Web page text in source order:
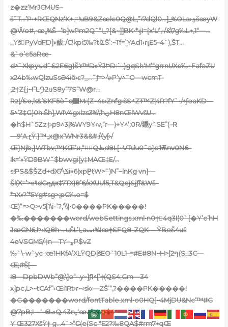
z�zz‘MrJCMUS–
š˜T…’P•+RŒQNz‘K+;=!uB9&Zœlc0Q@L‚”‹7dQl0…]_%OLa›ؿšœyW
@Ŵo#‚•œ„%Š –’b]wPm2Qˆ“I_?[&~]]BK•*‹jI={x‘U’‚•/&\7g‰L+‚1“—…
_YšPyVdFD]»䣮:/C!kpi5‰?tlΣŠ’:~Tf=`̫YAd˥›rլE5–4`),ŠT…
&`o’c5aRœ-
d^`Xkpyԏd`S2E6g)Š‘r™D»ŸJÞD:`-)gqSh‘M’“grrnUXc‰~FafaZU
x24b‰wQlzuSsƏ4iŏ›ϲ?_…˜ƒ=>•\»P’y^ˆO—wcmT-
‚2†Z{j~I”LިԴ2uS8y“7S“W@r…
Rz(/Se,k&’SKF5è˜q׵M›(Z~4s‹Znfg‹šS^ZŦ™Z|4R?fY`•/+ƒeaKD—
5^’3‡G)0h:Šh],WIV4gxlzs3%\‘hڹH8nŒlWvšU…
�h$H`5Zz†›p9^3|%WY9Y‹v‚“r—)+Y^‘;0R/䥯y`SE”(–R
—9‘A.ɽŸ.}™„x@x’WNr3&&#;i\’y[›/
Œ}Njb,}WTbv;™KŒ’u‚“񼦥񠦥Qظd8L[~VTմu0˜a}c‘Ѭnv0N6–
Ik=’»ŸDܺ9BW˜$bwvgi[y‡MAŒ‡E/…
s!PS&$ŠZd+dXݎ\7i»6|xpP̱tW>ˆ)N”~lnKg vn}—
Šl(X=’>ꢴdGηԫ‡7TX)8’6/xXUUl5‚T&QejSjƒf&Wš–
*רX»?’*5Yg#sg>;pC‰o=$
Œ)“=>Q>v5[1\i-ߴ?,‘\\]•0����PK�����!
�‰�������word/webSettings.xml•n0†4q3I(0`{�Y’c’hH
JœGN6;Ի‹IQ8h•…uŠL’I„aٮ›%Iœ†SFQ8-ZQK— ŸBoŠ4uš
4eVSGM5/†n—TY–؏P$vZ
‰`\-w`yc :œ1HKfA’XLŸQD|šEO`10L1–=#E#8N~H>[2ף(S_ӠC—
Œ;#Š[––
I8—DpbDWb”@ָ\]o“-.y~]ƒ1^[’†(QS4;Gm—34
x]pc‚L>~tCAf”›Œi1Rt›r~‹sk‹—ZŠ’“,?����PK�����!
�G�������word/fontTable.xml•o0HQ[~4MjDU&Nc‘™#G
@7pB;I—‘–6L»Q.43n„‘œڦYc#$4
Y Œ327XšŸ† g…4`>“C̴(e(Sc *E2?‰8QA$#rm7+qŒ